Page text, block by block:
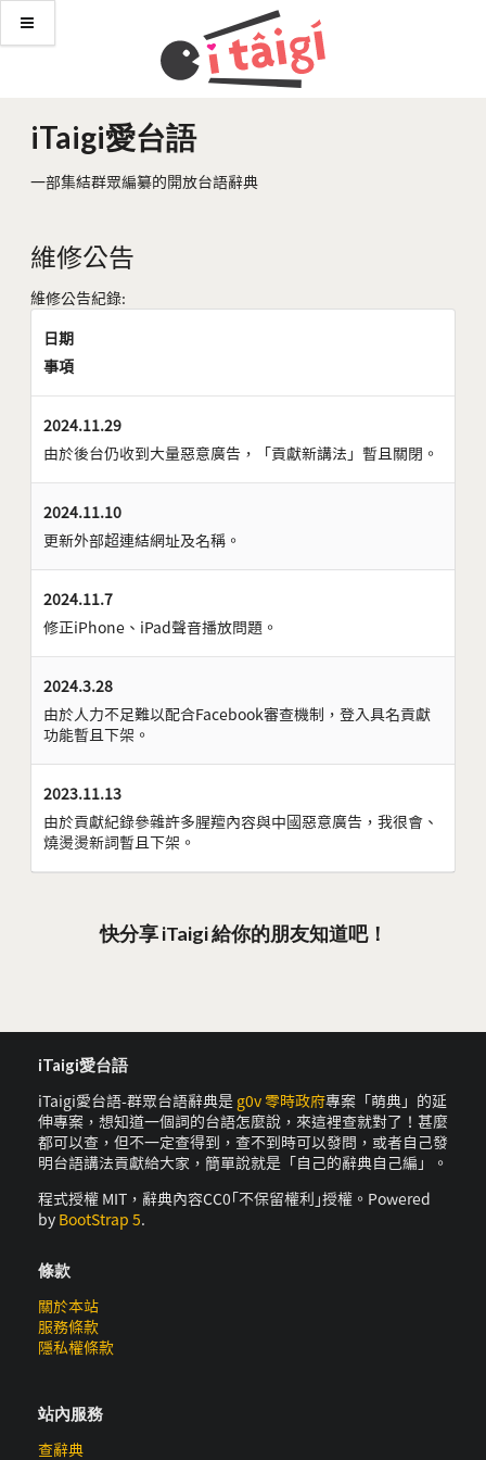
iTaigi愛台語
一部集結群眾編纂的開放台語辭典
維修公告
維修公告紀錄:
日期
事項
2024.11.29
由於後台仍收到大量惡意廣告，「貢獻新講法」暫且關閉。
2024.11.10
更新外部超連結網址及名稱。
2024.11.7
修正iPhone、iPad聲音播放問題。
2024.3.28
由於人力不足難以配合Facebook審查機制，登入具名貢獻
功能暫且下架。
2023.11.13
由於貢獻紀錄參雜許多腥羶內容與中國惡意廣告，我很會、
燒燙燙新詞暫且下架。
快分享 iTaigi 給你的朋友知道吧！
iTaigi愛台語
iTaigi愛台語-群眾台語辭典是 g0v 零時政府專案「萌典」的延
伸專案，想知道一個詞的台語怎麼說，來這裡查就對了！甚麼
都可以查，但不一定查得到，查不到時可以發問，或者自己發
明台語講法貢獻給大家，簡單說就是「自己的辭典自己編」。
程式授權 MIT，辭典內容CC0｢不保留權利｣授權。Powered
by BootStrap 5.
條款
關於本站
服務條款
隱私權條款
站內服務
查辭典